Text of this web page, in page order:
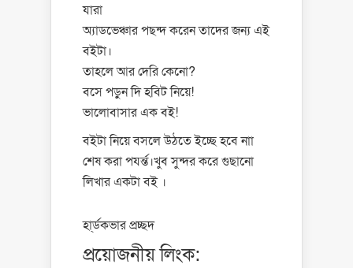
যারা
অ্যাডভেঞ্চার পছন্দ করেন তাদের জন্য এই
বইটা।
তাহলে আর দেরি কেনো?
বসে পড়ুন দি হবিট নিয়ে!
ভালোবাসার এক বই!
বইটা নিয়ে বসলে উঠতে ইচ্ছে হবে নাা
শেষ করা পযর্ন্ত।খুব সুন্দর করে গুছানো
লিখার একটা বই ।
হা্র্ডকভার প্রচ্ছদ
প্রয়োজনীয় লিংক: